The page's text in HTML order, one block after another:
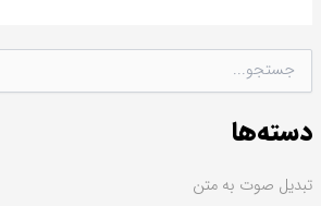
س
ج
ب
دسته‌ها
تبدیل صوت به متن